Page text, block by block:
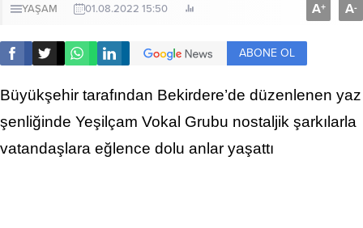
YAŞAM 01.08.2022 15:50 A+ A-
ABONE OL
Büyükşehir tarafından Bekirdere’de düzenlenen yaz
şenliğinde Yeşilçam Vokal Grubu nostaljik şarkılarla
vatandaşlara eğlence dolu anlar yaşattı